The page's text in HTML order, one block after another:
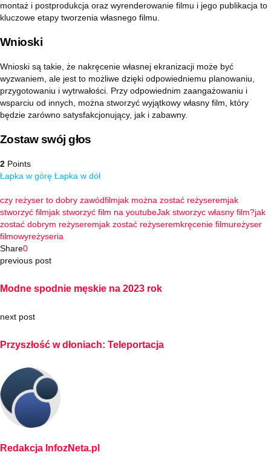
montaż i postprodukcja oraz wyrenderowanie filmu i jego publikacja to
kluczowe etapy tworzenia własnego filmu.
Wnioski
Wnioski są takie, że nakręcenie własnej ekranizacji może być
wyzwaniem, ale jest to możliwe dzięki odpowiedniemu planowaniu,
przygotowaniu i wytrwałości. Przy odpowiednim zaangażowaniu i
wsparciu od innych, można stworzyć wyjątkowy własny film, który
będzie zarówno satysfakcjonujący, jak i zabawny.
Zostaw swój głos
2 Points
Łapka w górę Łapka w dół
czy reżyser to dobry zawódfilmjak można zostać reżyseremjak
stworzyć filmjak stworzyć film na youtubeJak stworzyc własny film?jak
zostać dobrym reżyseremjak zostać reżyseremkręcenie filmureżyser
filmowyreżyseria
Share0
previous post
Modne spodnie męskie na 2023 rok
next post
Przyszłość w dłoniach: Teleportacja
Redakcja InfozNeta.pl